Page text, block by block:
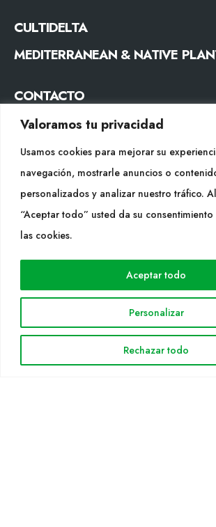
Valoramos tu privacidad
Usamos cookies para mejorar su
navegación, mostrarle anuncios o
personalizados y analizar nuestro tráfico.
“Aceptar todo” usted da su
las cookies.
Personalizar
Rechazar todo
Aceptar todo
CULTIDELTA
MEDITERRANEAN & NATIVE
CONTACTO
Tel. +34 977053013
SÍGUENOS
WEB
Cultidelta
Solicitud Catálogo